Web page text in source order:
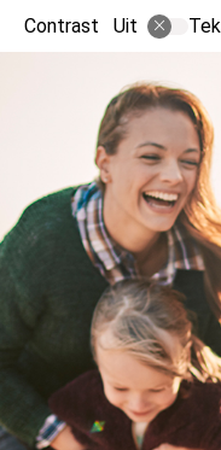
Contrast Uit